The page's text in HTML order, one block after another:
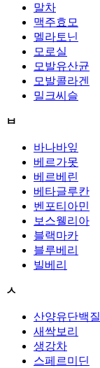
말차
맥주효모
멜라토닌
모로실
모발유산균
모발콜라겐
밀크씨슬
ㅂ
바나바잎
베르가못
베르베린
베타글루칸
벤포티아민
보스웰리아
블랙마카
블루베리
빌베리
ㅅ
산양유단백질
새싹보리
생강차
스페르미딘